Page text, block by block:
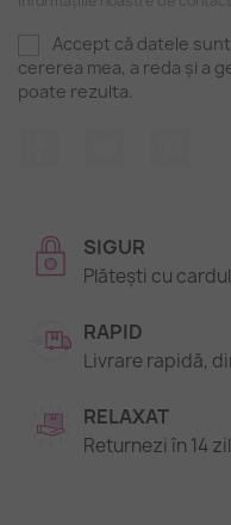
Accept că datele
cererea mea, a reda și a
poate rezulta.
SIGUR
Plătești cu
RAPID
Livrare rapidă,
RELAXAT
Returnezi în 14